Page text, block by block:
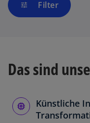
tune Filter
Das sind
Künstliche